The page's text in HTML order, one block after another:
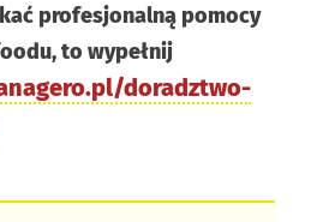
profesjonalną pomocy
to wypełnij
doradztwo-